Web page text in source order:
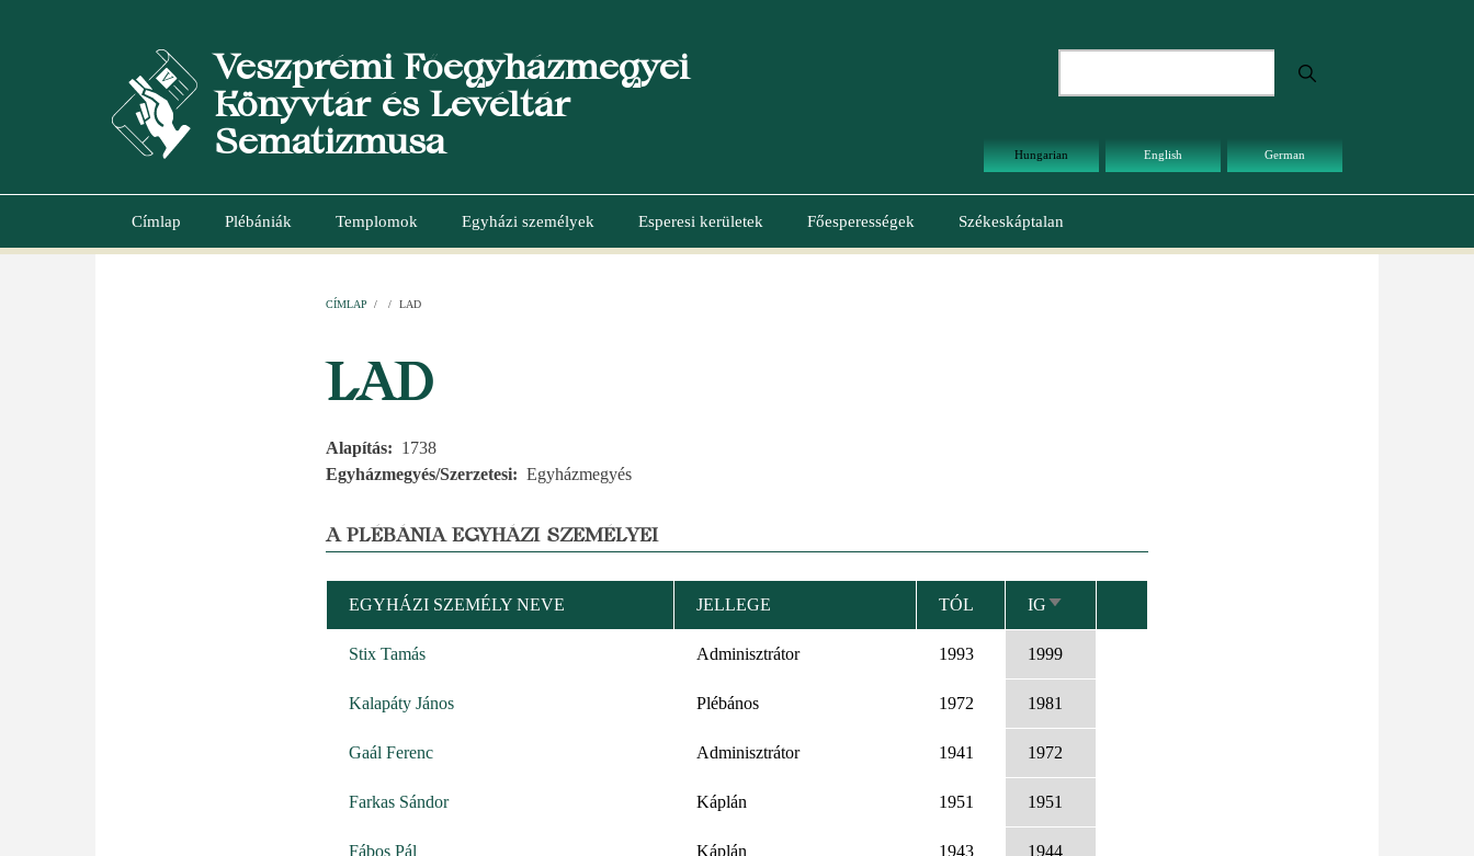
Veszprémi Főegyházmegyei
Könyvtár és Levéltár
Sematizmusa
Hungarian English German
Main
Címlap Plébániák Templomok Egyházi személyek Esperesi kerületek Főesperességek Székeskáptalan
CÍMLAP / / LAD
LAD
Alapítás
1738
Egyházmegyés/Szerzetesi
Egyházmegyés
A PLÉBÁNIA EGYHÁZI SZEMÉLYEI
EGYHÁZI SZEMÉLY NEVE JELLEGE TÓL IGNÖVEKVŐ
RENDEZÉS
Stix Tamás
Adminisztrátor 1993 1999
Kalapáty János Plébános 1972 1981
Gaál Ferenc Adminisztrátor 1941 1972
Farkas Sándor Káplán 1951 1951
Fábos Pál Káplán 1943 1944